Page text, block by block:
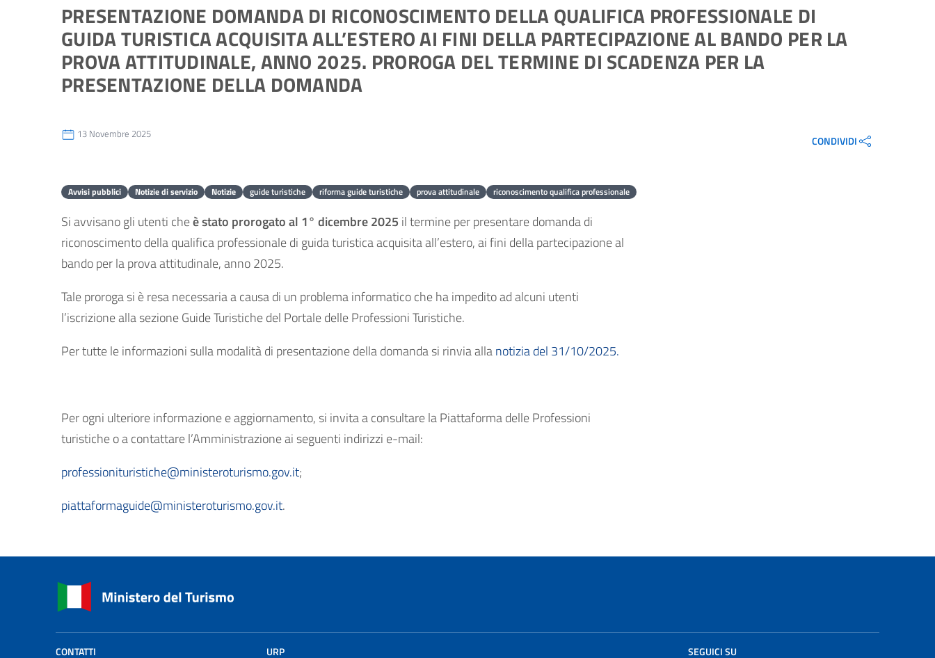
PRESENTAZIONE DOMANDA DI RICONOSCIMENTO DELLA QUALIFICA PROFESSIONALE DI
GUIDA TURISTICA ACQUISITA ALL’ESTERO AI FINI DELLA PARTECIPAZIONE AL BANDO PER LA
PROVA ATTITUDINALE, ANNO 2025. PROROGA DEL TERMINE DI SCADENZA PER LA
PRESENTAZIONE DELLA DOMANDA
13 Novembre 2025
CONDIVIDI
Avvisi pubblici Notizie di servizio Notizie guide turistiche riforma guide turistiche prova attitudinale riconoscimento qualifica professionale
Si avvisano gli utenti cheè stato prorogatoal 1° dicembre 2025 il termine per presentare domanda di
riconoscimento della qualifica professionale di guida turistica acquisita all’estero, ai fini della partecipazione al
bando per la prova attitudinale, anno 2025.
Tale proroga si è resa necessaria a causa di un problema informatico che ha impedito ad alcuni utenti
l’iscrizione alla sezione Guide Turistiche del Portale delle Professioni Turistiche.
Per tutte le informazioni sulla modalità di presentazione della domanda si rinvia allanotizia del 31/10/2025.
Per ogni ulteriore informazione e aggiornamento, si invita a consultare la Piattaforma delle Professioni
turistiche o a contattare l’Amministrazione ai seguenti indirizzi e-mail:
professionituristiche@ministeroturismo.gov.it;
piattaformaguide@ministeroturismo.gov.it.
CONTATTI URP SEGUICI SU